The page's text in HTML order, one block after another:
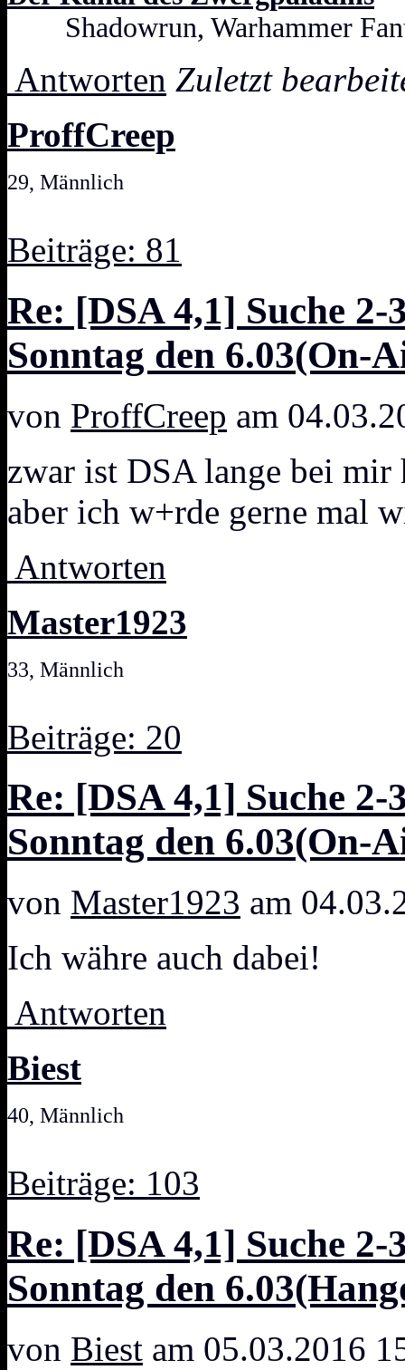
Shadowrun, Warhammer
Antworten Zuletzt
ProffCreep
29, Männlich
Beiträge: 81
Re: [DSA 4,1] Suche
Sonntag den 6.03(On-
von ProffCreep am
zwar ist DSA lange bei
aber ich w+rde gerne mal
Antworten
Master1923
33, Männlich
Beiträge: 20
Re: [DSA 4,1] Suche
Sonntag den 6.03(On-
von Master1923 am
Ich währe auch dabei!
Antworten
Biest
40, Männlich
Beiträge: 103
Re: [DSA 4,1] Suche
Sonntag den
von Biest am 05.03.2016